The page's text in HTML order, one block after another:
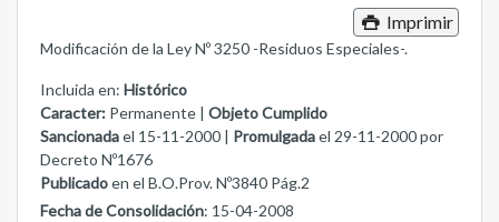
Imprimir
Modificación de la Ley Nº 3250 -Residuos Especiales-.
Incluida en: Histórico
Caracter: Permanente | Objeto Cumplido
Sancionadael 15-11-2000 | Promulgadael 29-11-2000 por
Decreto Nº1676
Publicadoen el B.O.Prov. Nº3840 Pág.2
Fecha de Consolidación: 15-04-2008